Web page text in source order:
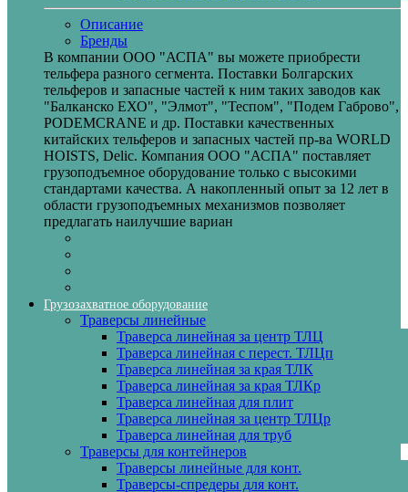
Описание
Бренды
В компании ООО "АСПА" вы можете приобрести
тельфера разного сегмента. Поставки Болгарских
тельферов и запасные частей к ним таких заводов как
"Балканско ЕХО", "Элмот", "Теспом", "Подем Габрово",
PODEMCRANE и др. Поставки качественных
китайских тельферов и запасных частей пр-ва WORLD
HOISTS, Delic. Компания ООО "АСПА" поставляет
грузоподъемное оборудование только с высокими
стандартами качества. А накопленный опыт за 12 лет в
области грузоподъемных механизмов позволяет
предлагать наилучшие вариан
Грузозахватное оборудование
Траверсы линейные
Траверса линейная за центр ТЛЦ
Траверса линейная с перест. ТЛЦп
Траверса линейная за края ТЛК
Траверса линейная за края ТЛКр
Траверса линейная для плит
Траверса линейная за центр ТЛЦр
Траверса линейная для труб
Траверсы для контейнеров
Траверсы линейные для конт.
Траверсы-спредеры для конт.